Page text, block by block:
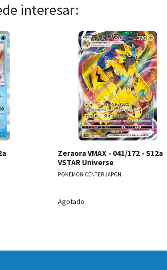
interesar:
Ver detalles
Zeraora VMAX - 041/172 - S12a
VSTAR Universe
POKEMON CENTER JAPÓN
Agotado